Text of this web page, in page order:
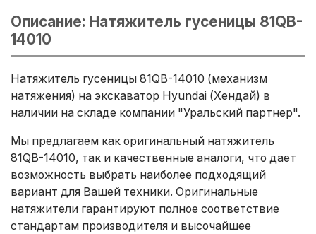
Описание: Натяжитель гусеницы 81QB-
14010
Натяжитель гусеницы 81QB-14010 (механизм
натяжения) на экскаватор Hyundai (Хендай) в
наличии на складе компании "Уральский партнер".
Мы предлагаем как оригинальный натяжитель
81QB-14010, так и качественные аналоги, что дает
возможность выбрать наиболее подходящий
вариант для Вашей техники. Оригинальные
натяжители гарантируют полное соответствие
стандартам производителя и высочайшее